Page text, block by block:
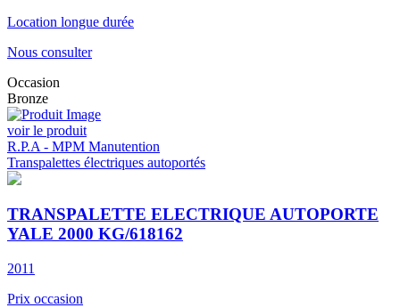
Location longue durée
Nous consulter
Occasion
Bronze
voir le produit
R.P.A - MPM Manutention
Transpalettes électriques autoportés
TRANSPALETTE ELECTRIQUE AUTOPORTE
YALE 2000 KG/618162
2011
Prix occasion